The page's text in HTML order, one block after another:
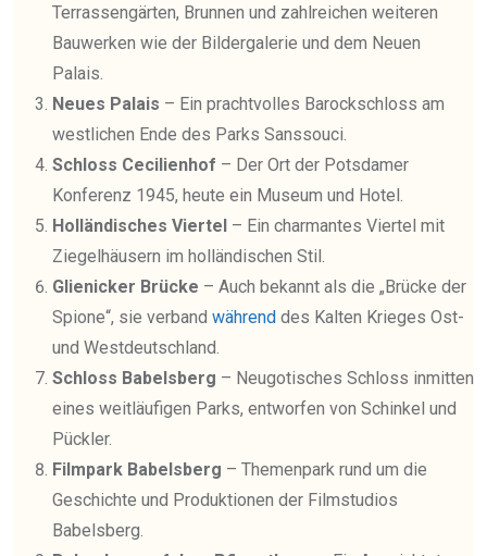
Terrassengärten, Brunnen und zahlreichen weiteren
Bauwerken wie der Bildergalerie und dem Neuen
Palais.
Neues Palais – Ein prachtvolles Barockschloss am
westlichen Ende des Parks Sanssouci.
Schloss Cecilienhof – Der Ort der Potsdamer
Konferenz 1945, heute ein Museum und Hotel.
Holländisches Viertel – Ein charmantes Viertel mit
Ziegelhäusern im holländischen Stil.
Glienicker Brücke – Auch bekannt als die „Brücke der
Spione“, sie verband während des Kalten Krieges Ost-
und Westdeutschland.
Schloss Babelsberg – Neugotisches Schloss inmitten
eines weitläufigen Parks, entworfen von Schinkel und
Pückler.
Filmpark Babelsberg – Themenpark rund um die
Geschichte und Produktionen der Filmstudios
Babelsberg.